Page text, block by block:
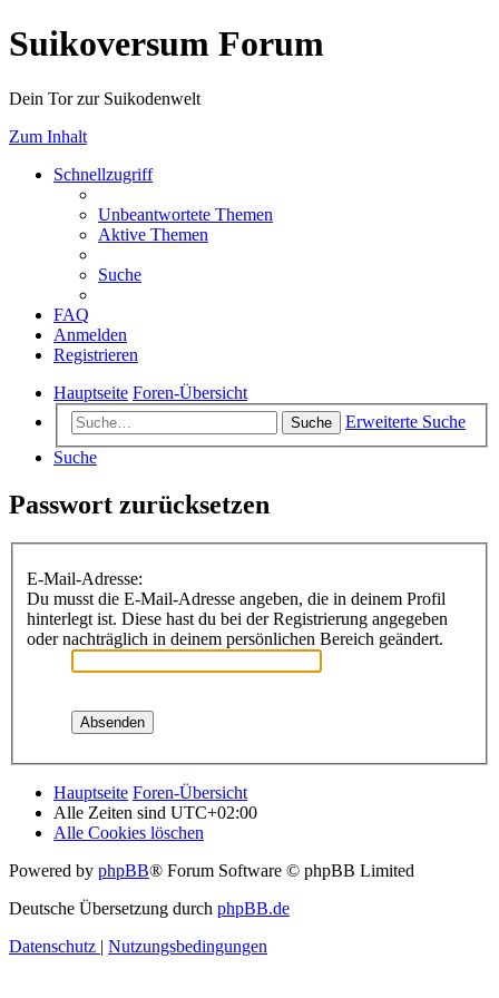
Suikoversum Forum
Dein Tor zur Suikodenwelt
Zum Inhalt
Schnellzugriff
Unbeantwortete Themen
Aktive Themen
Suche
FAQ
Anmelden
Registrieren
Hauptseite Foren-Übersicht
Suche
Erweiterte Suche
Suche
Passwort zurücksetzen
E-Mail-Adresse:
Du musst die E-Mail-Adresse angeben, die in deinem Profil
hinterlegt ist. Diese hast du bei der Registrierung angegeben
oder nachträglich in deinem persönlichen Bereich geändert.
Hauptseite Foren-Übersicht
Alle Zeiten sind UTC+02:00
Alle Cookies löschen
Powered by phpBB® Forum Software © phpBB Limited
Deutsche Übersetzung durch phpBB.de
Datenschutz | Nutzungsbedingungen